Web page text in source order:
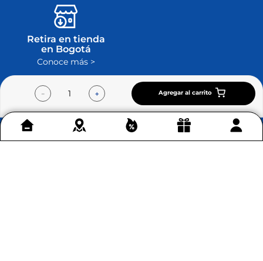
＋
－ Agregar al carrito
Retira en tienda
en Bogotá
Conoce más >